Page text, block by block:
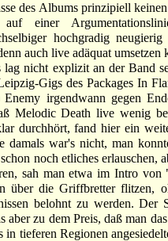
des Albums prinzipiell
einer
hochgradig
auch live adäquat umsetzen
nicht explizit an der Band
Gigs des Packages In
irgendwann gegen
Melodic Death live wenig
durchhört, fand hier ein
damals war's nicht, man
noch etliches erlauschen,
sah man etwa im Intro
über die Griffbretter flitzen,
belohnt zu werden. Der
aber zu dem Preis, daß man
in tieferen Regionen